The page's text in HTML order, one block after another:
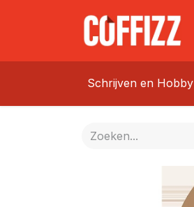
Schrijven en Hobby